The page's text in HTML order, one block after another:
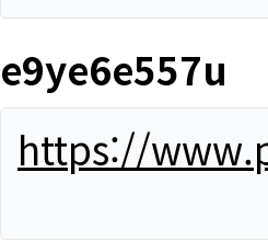
e9ye6e557u
https://